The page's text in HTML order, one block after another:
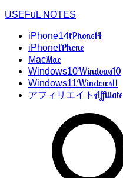
USEFuL NOTES
iPhone14iPhone14
iPhoneiPhone
MacMac
Windows10Windows10
Windows11Windows11
アフィリエイトAffiliate